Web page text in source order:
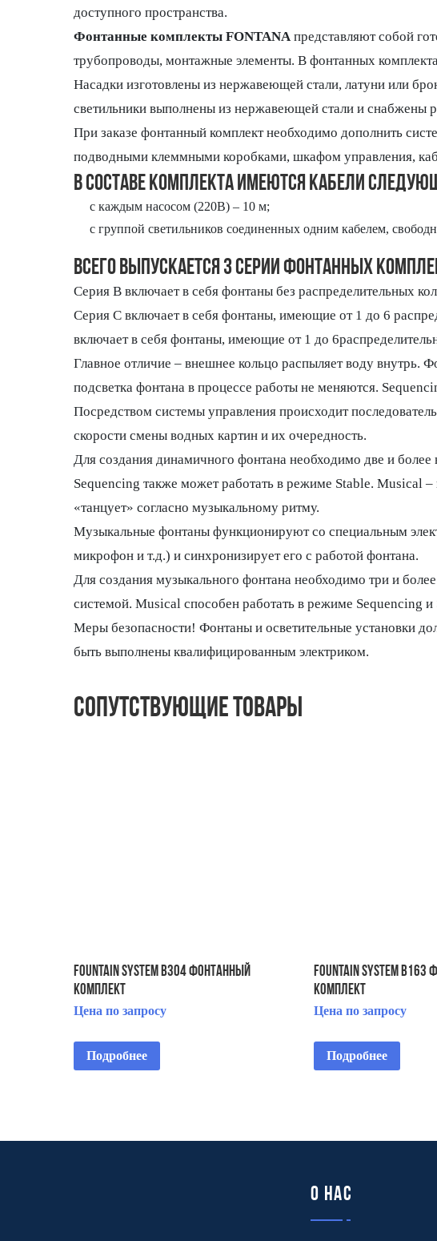
доступного пространства.
Фонтанные комплекты FONTANAпредставляют собой
трубопроводы, монтажные элементы. В фонтанных
Насадки изготовлены из нержавеющей стали, латуни или
светильники выполнены из нержавеющей стали и
При заказе фонтанный комплект необходимо дополнить
подводными клеммными коробками, шкафом управления,
В составе комплекта имеются кабели
с каждым насосом (220В) – 10 м;
с группой светильников соединенных одним кабелем,
Всего выпускается 3 серии фонтанных
Серия B включает в себя фонтаны без распределительных
Серия С включает в себя фонтаны, имеющие от 1 до 6
включает в себя фонтаны, имеющие от 1 до
Главное отличие – внешнее кольцо распыляет воду внутрь.
подсветка фонтана в процессе работы не меняются.
Посредством системы управления происходит
скорости смены водных картин и их очередность.
Для создания динамичного фонтана необходимо две и
Sequencing также может работать в режиме Stable. Musical
«танцует» согласно музыкальному ритму.
Музыкальные фонтаны функционируют со специальным
микрофон и т.д.) и синхронизирует его с работой фонтана.
Для создания музыкального фонтана необходимо три и
системой. Musical способен работать в режиме Sequencing и
Меры безопасности! Фонтаны и осветительные установки
быть выполнены квалифицированным электриком.
Сопутствующие товары
FOUNTAIN SYSTEM B304 ФОНТАННЫЙ
КОМПЛЕКТ
Цена по запросу
Подробнее
FOUNTAIN SYSTEM
КОМПЛЕКТ
Цена по запросу
Подробнее
О нас